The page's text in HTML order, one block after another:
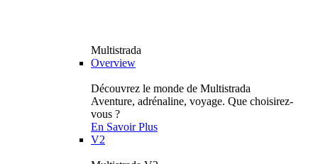
Multistrada
Overview
Découvrez le monde de Multistrada
Aventure, adrénaline, voyage. Que choisirez-
vous ?
En Savoir Plus
V2